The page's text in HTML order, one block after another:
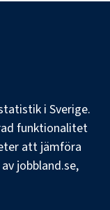
i Sverige.
funktionalitet
att jämföra
jobbland.se,